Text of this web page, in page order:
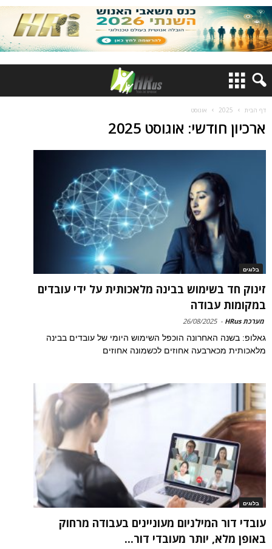
דף הבית 2025 אוגוסט
ארכיון חודשי: אוגוסט 2025
בלוגים
זינוק חד בשימוש בבינה מלאכותית על ידי עובדים
במקומות עבודה
מערכת HRus -
26/08/2025
גאלופ: בשנה האחרונה הוכפל השימוש היומי של עובדים בבינה
מלאכותית מכארבעה אחוזים לכשמונה אחוזים
בלוגים
עובדי דור המילניום מעוניינים בעבודה מרחוק
באופן מלא, יותר מעובדי דור...